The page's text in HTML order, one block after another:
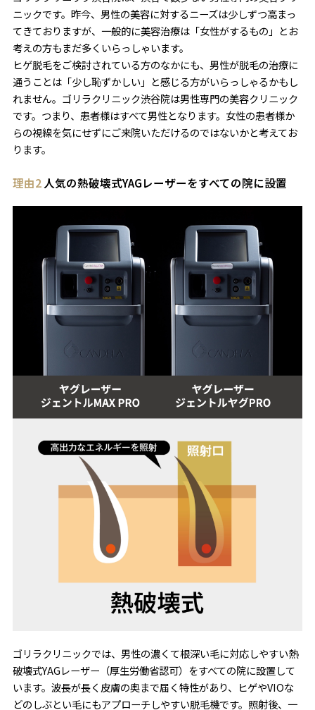
ニックです。昨今、男性の美容に対するニーズは少しずつ高まっ
てきておりますが、一般的に美容治療は「女性がするもの」とお
考えの方もまだ多くいらっしゃいます。
ヒゲ脱毛をご検討されている方のなかにも、男性が脱毛の治療に
通うことは「少し恥ずかしい」と感じる方がいらっしゃるかもし
れません。ゴリラクリニック渋谷院は男性専門の美容クリニック
です。つまり、患者様はすべて男性となります。女性の患者様か
らの視線を気にせずにご来院いただけるのではないかと考えてお
ります。
理由2 人気の熱破壊式YAGレーザーをすべての院に設置
ゴリラクリニックでは、男性の濃くて根深い毛に対応しやすい熱
破壊式YAGレーザー（厚生労働省認可）をすべての院に設置して
います。波長が長く皮膚の奥まで届く特性があり、ヒゲやVIOな
どのしぶとい毛にもアプローチしやすい脱毛機です。照射後、一